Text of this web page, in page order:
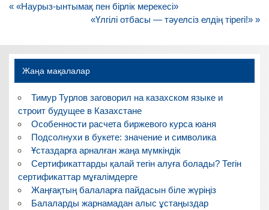
Навигация
« «Наурыз-ынтымақ пен бірлік мерекесі»
«Үлгілі отбасы — тәуелсіз елдің тірегі!» »
Жаңа мақалалар
Тимур Турлов заговорил на казахском языке и
строит будущее в Казахстане
Особенности расчета биржевого курса юаня
Подсолнухи в букете: значение и символика
Ұстаздарға арналған жаңа мүмкіндік
Сертификаттарды қалай тегін алуға болады? Тегін
сертификаттар мұғалімдерге
Жаңғақтың балаларға пайдасын біле жүріңіз
Балаларды жарнамадан алыс ұстаңыздар